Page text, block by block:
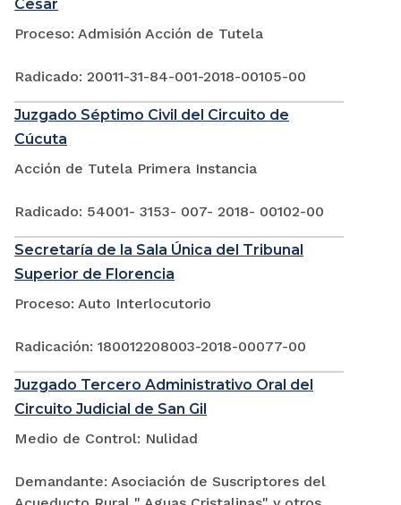
Cesar
Proceso: Admisión Acción de Tutela
Radicado: 20011-31-84-001-2018-00105-00
Juzgado Séptimo Civil del Circuito de
Cúcuta
Acción de Tutela Primera Instancia
Radicado: 54001- 3153- 007- 2018- 00102-00
Secretaría de la Sala Única del Tribunal
Superior de Florencia
Proceso: Auto Interlocutorio
Radicación: 180012208003-2018-00077-00
Juzgado Tercero Administrativo Oral del
Circuito Judicial de San Gil
Medio de Control: Nulidad
Demandante: Asociación de Suscriptores del